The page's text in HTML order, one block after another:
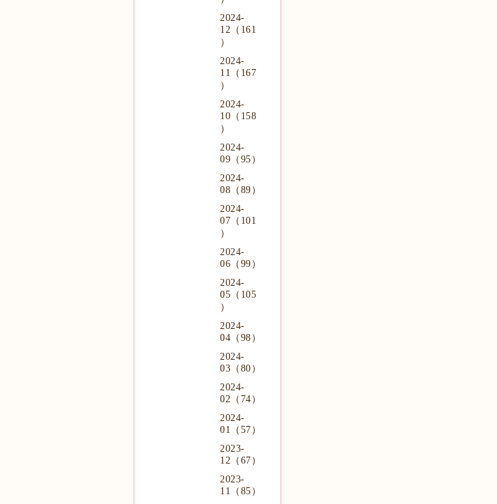
2024-
12（161
）
2024-
11（167
）
2024-
10（158
）
2024-
09（95）
2024-
08（89）
2024-
07（101
）
2024-
06（99）
2024-
05（105
）
2024-
04（98）
2024-
03（80）
2024-
02（74）
2024-
01（57）
2023-
12（67）
2023-
11（85）